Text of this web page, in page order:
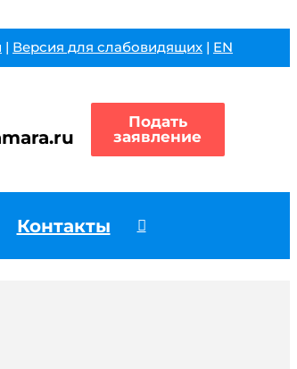
| Версия для слабовидящих | EN
Подать
заявление
Контакты